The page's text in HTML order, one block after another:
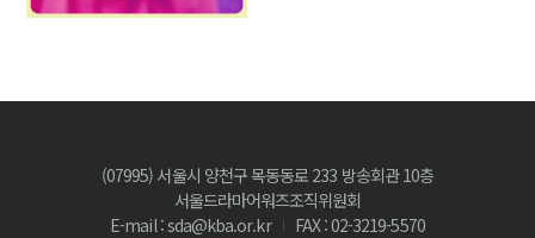
(07995) 서울시 양천구 목동동로 233 방송회관 10층
서울드라마어워즈조직위원회
E-mail : sda@kba.or.kr
FAX : 02-3219-5570